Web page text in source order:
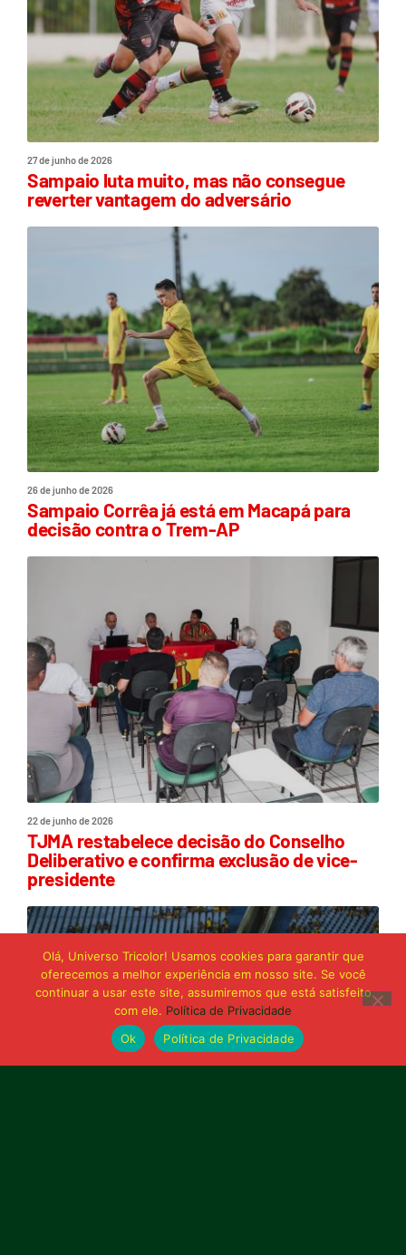
27 de junho de 2026
Sampaio luta muito, mas não consegue
reverter vantagem do adversário
26 de junho de 2026
Sampaio Corrêa já está em Macapá para
decisão contra o Trem-AP
22 de junho de 2026
TJMA restabelece decisão do Conselho
Deliberativo e confirma exclusão de vice-
presidente
Olá, Universo Tricolor! Usamos cookies para garantir que
oferecemos a melhor experiência em nosso site. Se você
continuar a usar este site, assumiremos que está satisfeito
com ele. Política de Privacidade
Ok
Política de Privacidade